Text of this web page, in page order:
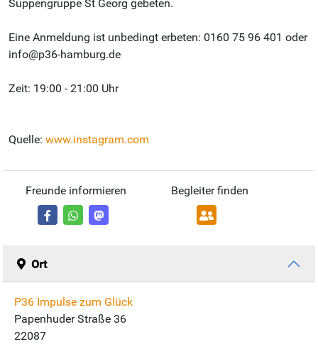
Suppengruppe St Georg gebeten.
Eine Anmeldung ist unbedingt erbeten: 0160 75 96 401 oder
info@p36-hamburg.de
Zeit: 19:00 - 21:00 Uhr
Quelle: www.instagram.com
Freunde informieren Begleiter finden
Ort
P36 Impulse zum Glück
Papenhuder Straße 36
22087